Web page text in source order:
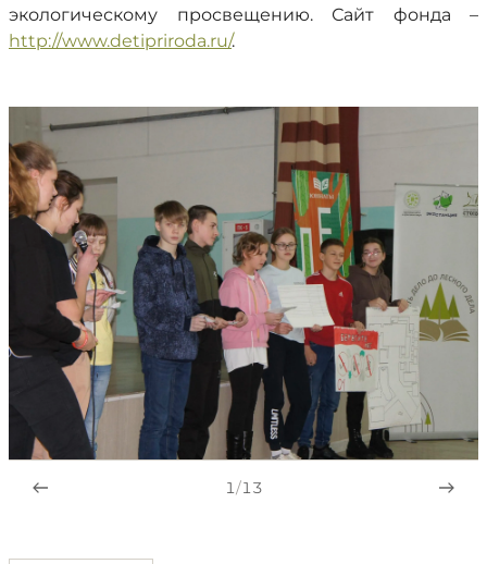
экологическому просвещению. Сайт фонда –
http://www.detipriroda.ru/.
1/13